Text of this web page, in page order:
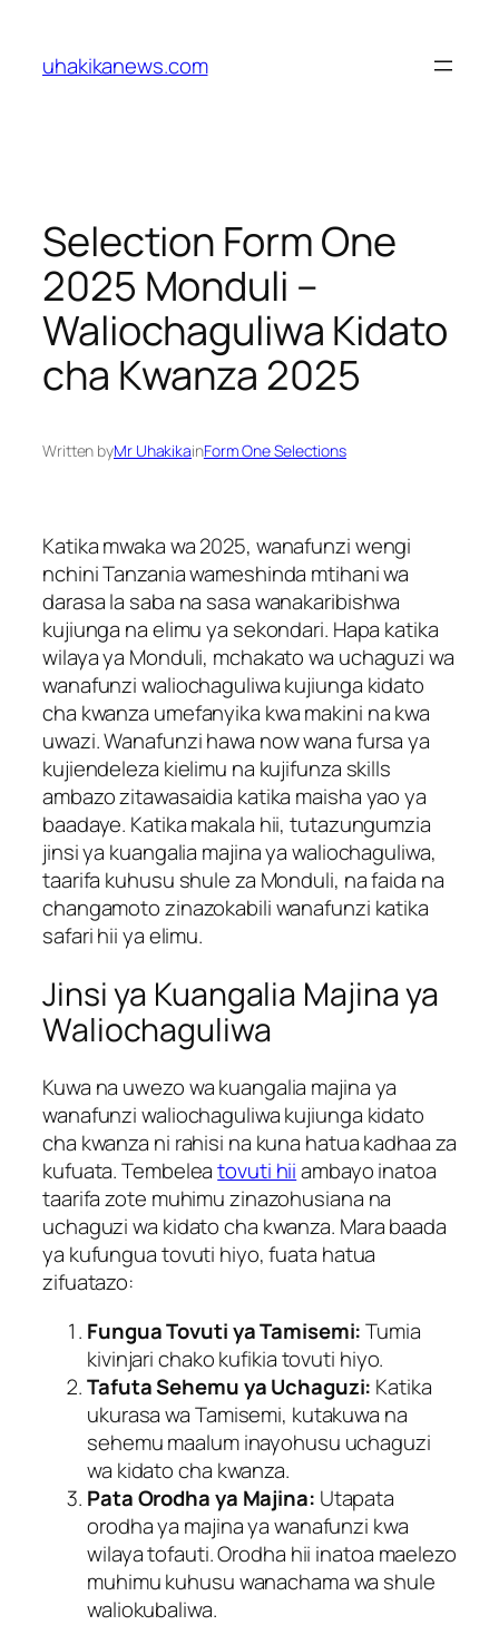
content
uhakikanews.com
Selection Form One
2025 Monduli –
Waliochaguliwa Kidato
cha Kwanza 2025
Written byMr UhakikainForm One Selections
Katika mwaka wa 2025, wanafunzi wengi
nchini Tanzania wameshinda mtihani wa
darasa la saba na sasa wanakaribishwa
kujiunga na elimu ya sekondari. Hapa katika
wilaya ya Monduli, mchakato wa uchaguzi wa
wanafunzi waliochaguliwa kujiunga kidato
cha kwanza umefanyika kwa makini na kwa
uwazi. Wanafunzi hawa now wana fursa ya
kujiendeleza kielimu na kujifunza skills
ambazo zitawasaidia katika maisha yao ya
baadaye. Katika makala hii, tutazungumzia
jinsi ya kuangalia majina ya waliochaguliwa,
taarifa kuhusu shule za Monduli, na faida na
changamoto zinazokabili wanafunzi katika
safari hii ya elimu.
Jinsi ya Kuangalia Majina ya
Waliochaguliwa
Kuwa na uwezo wa kuangalia majina ya
wanafunzi waliochaguliwa kujiunga kidato
cha kwanza ni rahisi na kuna hatua kadhaa za
kufuata. Tembeleatovuti hiiambayo inatoa
taarifa zote muhimu zinazohusiana na
uchaguzi wa kidato cha kwanza. Mara baada
ya kufungua tovuti hiyo, fuata hatua
zifuatazo:
Fungua Tovuti ya Tamisemi:Tumia
kivinjari chako kufikia tovuti hiyo.
Tafuta Sehemu ya Uchaguzi: Katika
ukurasa wa Tamisemi, kutakuwa na
sehemu maalum inayohusu uchaguzi
wa kidato cha kwanza.
Pata Orodha ya Majina: Utapata
orodha ya majina ya wanafunzi kwa
wilaya tofauti. Orodha hii inatoa maelezo
muhimu kuhusu wanachama wa shule
waliokubaliwa.